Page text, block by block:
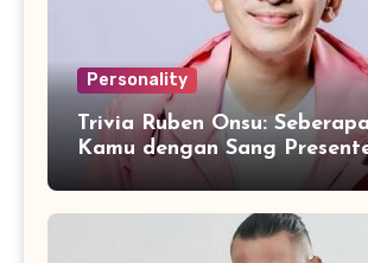
Personality
Trivia Ruben Onsu:
Kamu dengan Sang
Serbabisa?